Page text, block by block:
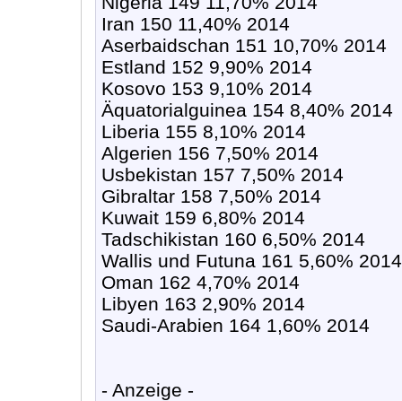
Iran 150 11,40% 2014
Aserbaidschan 151 10,70% 2014
Estland 152 9,90% 2014
Kosovo 153 9,10% 2014
Äquatorialguinea 154 8,40% 2014
Liberia 155 8,10% 2014
Algerien 156 7,50% 2014
Usbekistan 157 7,50% 2014
Gibraltar 158 7,50% 2014
Kuwait 159 6,80% 2014
Tadschikistan 160 6,50% 2014
Wallis und Futuna 161 5,60% 2014
Oman 162 4,70% 2014
Libyen 163 2,90% 2014
Saudi-Arabien 164 1,60% 2014
- Anzeige -